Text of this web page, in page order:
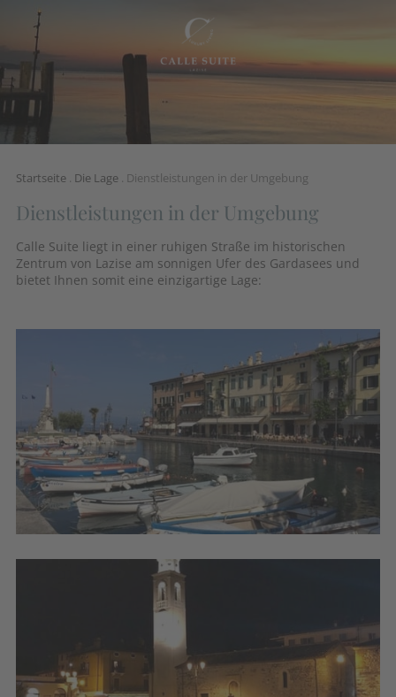
Startseite . Die Lage . Dienstleistungen in der Umgebung
Dienstleistungen in der Umgebung
Calle Suite liegt in einer ruhigen Straße im historischen
Zentrum von Lazise am sonnigen Ufer des Gardasees und
bietet Ihnen somit eine einzigartige Lage: